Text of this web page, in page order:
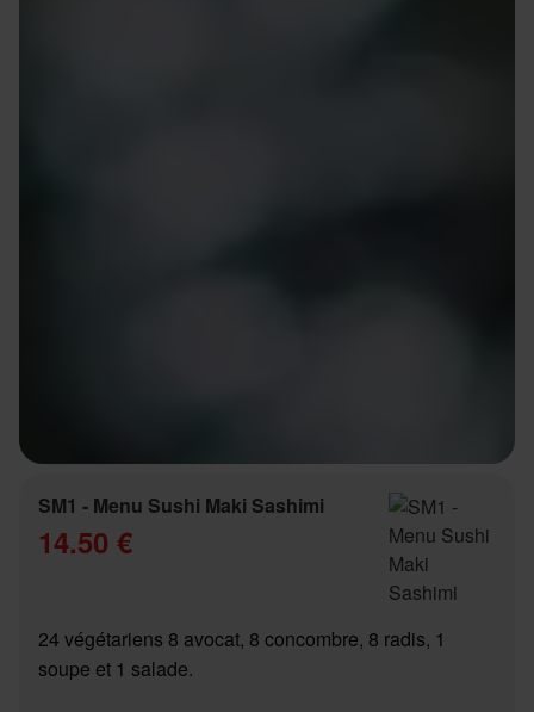
SM1 - Menu Sushi Maki Sashimi
14.50 €
24 végétariens 8 avocat, 8 concombre, 8 radis, 1
soupe et 1 salade.